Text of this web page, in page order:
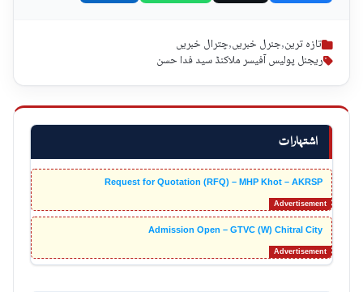
اشتہارات
Request for Quotation (RFQ) – MHP Khot – AKRSP
Admission Open – GTVC (W) Chitral City
تازہ ترین,جنرل خبریں,چترال خبریں
ریجنل پولیس آفیسر ملاکنڈ سید فدا حسن